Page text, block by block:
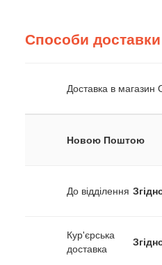
Способи доставки
Доставка в магазин
Новою Поштою
До відділення
Кур'єрська
доставка